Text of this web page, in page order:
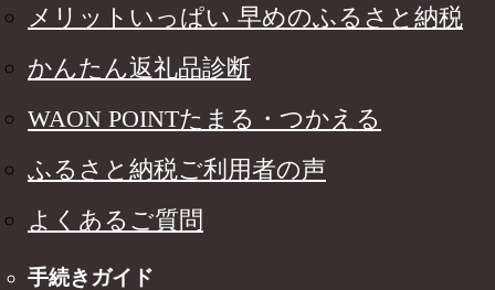
メリットいっぱい 早めのふるさと納税
かんたん返礼品診断
WAON POINTたまる・つかえる
ふるさと納税ご利用者の声
よくあるご質問
手続きガイド